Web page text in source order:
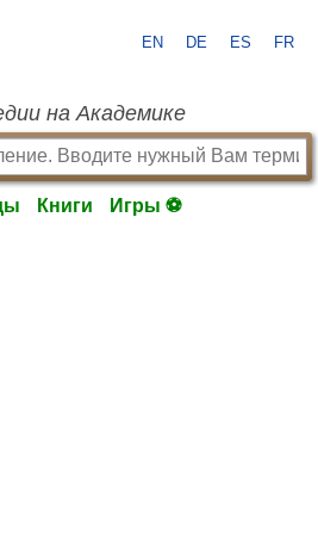
EN DE ES FR
на Академике
Книги Игры ⚽